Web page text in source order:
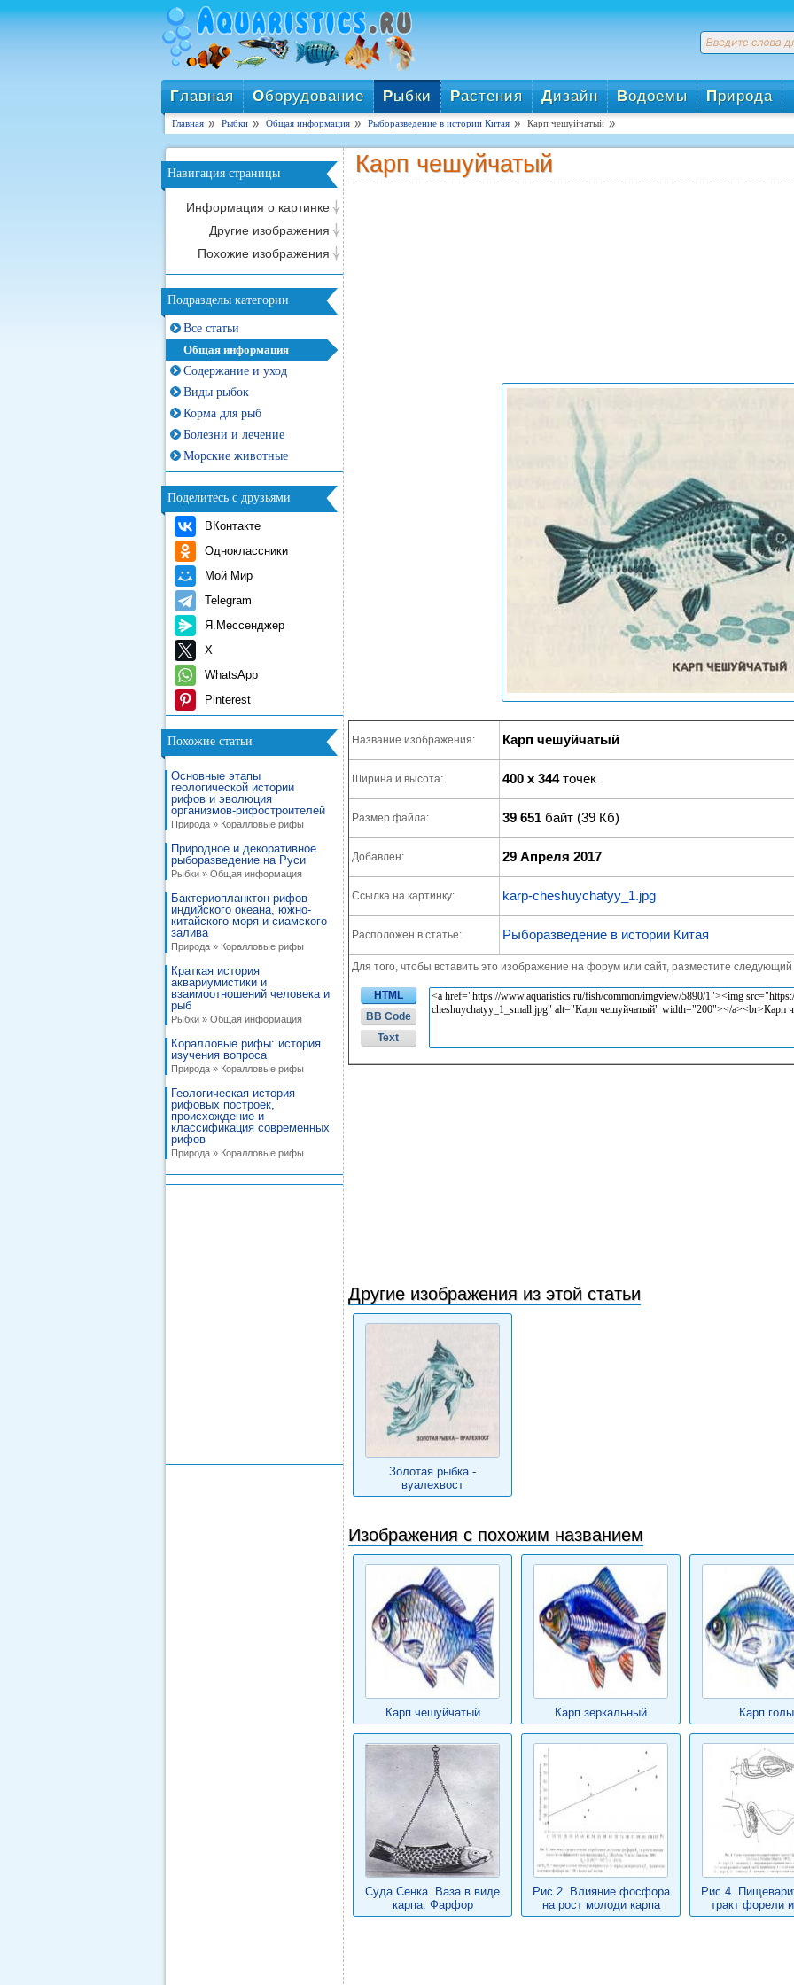
Главная Оборудование Рыбки Растения Дизайн Водоемы Природа
Главная Рыбки Общая информация Рыборазведение в истории Китая Карп чешуйчатый
Навигация страницы
Информация о картинке
Другие изображения
Похожие изображения
Подразделы категории
Все статьи
Общая информация
Содержание и уход
Виды рыбок
Корма для рыб
Болезни и лечение
Морские животные
Поделитесь с друзьями
ВКонтакте
Одноклассники
Мой Мир
Telegram
Я.Мессенджер
X
WhatsApp
Pinterest
Похожие статьи
Основные этапы
геологической истории
рифов и эволюция
организмов-рифостроителей
Природа » Коралловые рифы
Природное и декоративное
рыборазведение на Руси
Рыбки » Общая информация
Бактериопланктон рифов
индийского океана, южно-
китайского моря и сиамского
залива
Природа » Коралловые рифы
Краткая история
аквариумистики и
взаимоотношений человека и
рыб
Рыбки » Общая информация
Коралловые рифы: история
изучения вопроса
Природа » Коралловые рифы
Геологическая история
рифовых построек,
происхождение и
классификация современных
рифов
Природа » Коралловые рифы
Карп чешуйчатый
Название изображения: Карп чешуйчатый
Ширина и высота: 400 x 344точек
Размер файла: 39 651 байт (39 Кб)
Добавлен: 29 Апреля 2017
Ссылка на картинку: karp-cheshuychatyy_1.jpg
Расположен в статье: Рыборазведение в истории Китая
Для того, чтобы вставить это изображение на форум или сайт, разместите следующий
HTML
BB Code
Text
Другие изображения из этой статьи
Золотая рыбка -
вуалехвост
Изображения с похожим названием
Карп чешуйчатый Карп зеркальный Карп
Суда Сенка. Ваза в виде
карпа. Фарфор
Рис.2. Влияние фосфора
на рост молоди карпа
Рис.4.
тракт форели